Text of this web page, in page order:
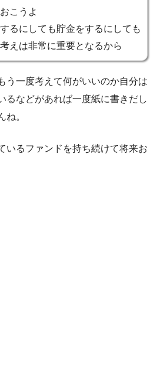
こうよ
るにしても貯金をするにしても
えは非常に重要となるから
う一度考えて何がいいのか自分は
るなどがあれば一度紙に書きだし
ね。
いるファンドを持ち続けて将来お